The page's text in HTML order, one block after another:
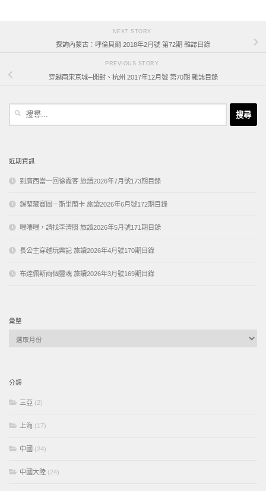
NEXT STORY
探詢內蒙古：呼倫貝爾 2018年2月號 第72期 雜誌目錄
PREVIOUS STORY
穿越兩宋京城─開封、杭州 2017年12月號 第70期 雜誌目錄
近期資訊
到廣西當一回徐霞客 旅讀2026年7月號173期目錄
錫蘭藏寶圖－斯里蘭卡 旅讀2026年6月號172期目錄
喂喂喂，請找李清照 旅讀2026年5月號171期目錄
長公主穿越玩樂記 旅讀2026年4月號170期目錄
布達佩斯兩個靈魂 旅讀2026年3月號169期目錄
彙整
分類
三亞 (2)
上海 (17)
中國 (24)
中國大陸 (24)